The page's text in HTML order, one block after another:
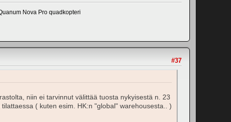
Nova Pro quadkopteri
#37
niin ei tarvinnut välittää tuosta nykyisestä n. 23
( kuten esim. HK:n "global" warehousesta.. )